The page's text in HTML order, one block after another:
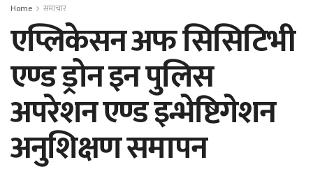
Home समाचार
एप्लिकेसन अफ सिसिटिभी
एण्ड ड्रोन इन पुलिस
अपरेशन एण्ड इन्भेष्टिगेशन
अनुशिक्षण समापन